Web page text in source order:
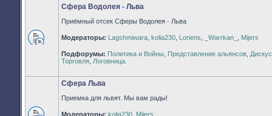
непрочитанных
сообщений
Сфера Водолея - Льва
Приёмный отсек Сферы Водолея - Льва
Модераторы: Lagshmiwara kolia230 Loriens _Warrkan_ Mijers
Подфорумы: Политика и Войны Представление альянсов
Торговля Логовница.
Сфера Льва
Приемка для львят. Мы вам рады!
Модераторы: kolia230 Mijers